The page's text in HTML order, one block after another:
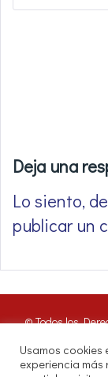
Deja una
Lo siento,
publicar un
© Todos los
hacer uso de
Usamos
experiencia más